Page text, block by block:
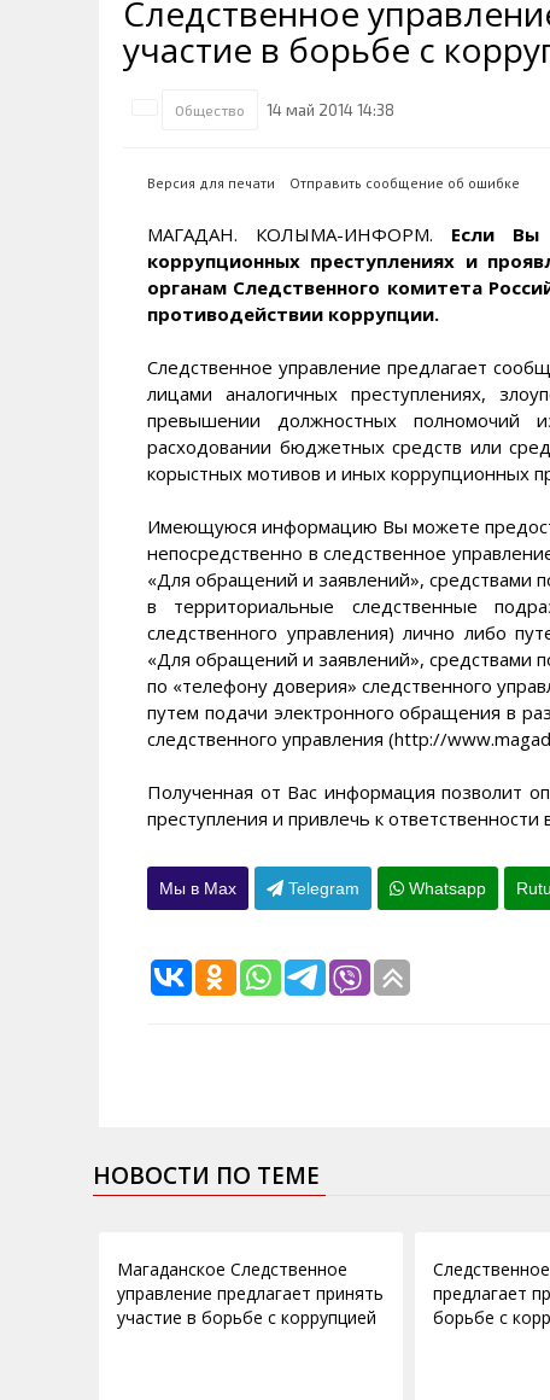
Транспортная инфраструктура
Их надо знать. Галерея славы
Достопримечательности
Туристическик маршруты
Губернатор
Наркоте нет
Аэропорт Магадан
Сельское хозяйство
Аварии ДТП
Визит
Следственное
участие в борьбе с
Общество 14 май 2014 14:38
Версия для печати Отправить сообщение об ошибке
МАГАДАН. КОЛЫМА-ИНФОРМ. Если Вы
коррупционных преступлениях и
органам Следственного комитета
противодействии коррупции.
Следственное управление предлагает
лицами аналогичных преступлениях,
превышении должностных полномочий
расходовании бюджетных средств или
корыстных мотивов и иных коррупционных
Имеющуюся информацию Вы можете
непосредственно в следственное
«Для обращений и заявлений», средствами
в территориальные следственные
следственного управления) лично либо
«Для обращений и заявлений», средствами
по «телефону доверия» следственного
путем подачи электронного обращения в
следственного управления (http://
Полученная от Вас информация позволит
преступления и привлечь к ответственности
Мы в Max Telegram Whatsapp
НОВОСТИ ПО ТЕМЕ
Магаданское Следственное
управление предлагает принять
участие в борьбе с коррупцией
предлагает
борьбе с